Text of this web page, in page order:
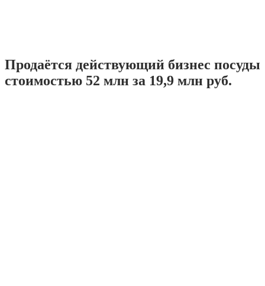
Продаётся действующий бизнес посуды
стоимостью 52 млн за 19,9 млн руб.